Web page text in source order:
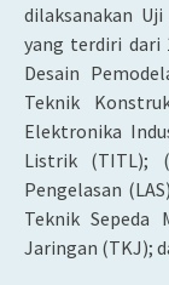
dilaksanakan
yang terdiri dari
Desain
Teknik
Elektronika
Listrik (TITL);
Pengelasan
Teknik Sepeda
Jaringan (TKJ);